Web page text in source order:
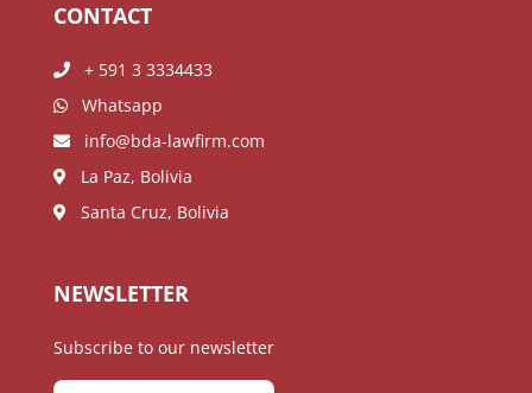
CONTACT
+ 591 3 3334433
Whatsapp
info@bda-lawfirm.com
La Paz, Bolivia
Santa Cruz, Bolivia
NEWSLETTER
Subscribe to our newsletter